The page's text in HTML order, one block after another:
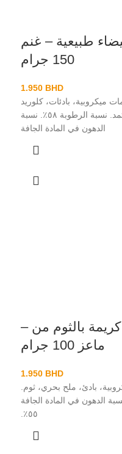
طبيعية – غنم
150 جرام
1.950 BHD
٩٨٫٧٦٪، إنزيمات ميكروبية، بادئات، كلوريد
الكالسيوم، ملح البحر. *عضوي معتمد. نسبة الرطوبة ٥٨٪. نسبة
الدهون في المادة الجافة
بالثوم من –
ماعز 100 جرام
1.950 BHD
ميكروبية، بادئ، ملح بحري، ثوم.
نسبة الرطوبة ٦٢٪، نسبة الدهون في المادة الجافة
٥٥٪.